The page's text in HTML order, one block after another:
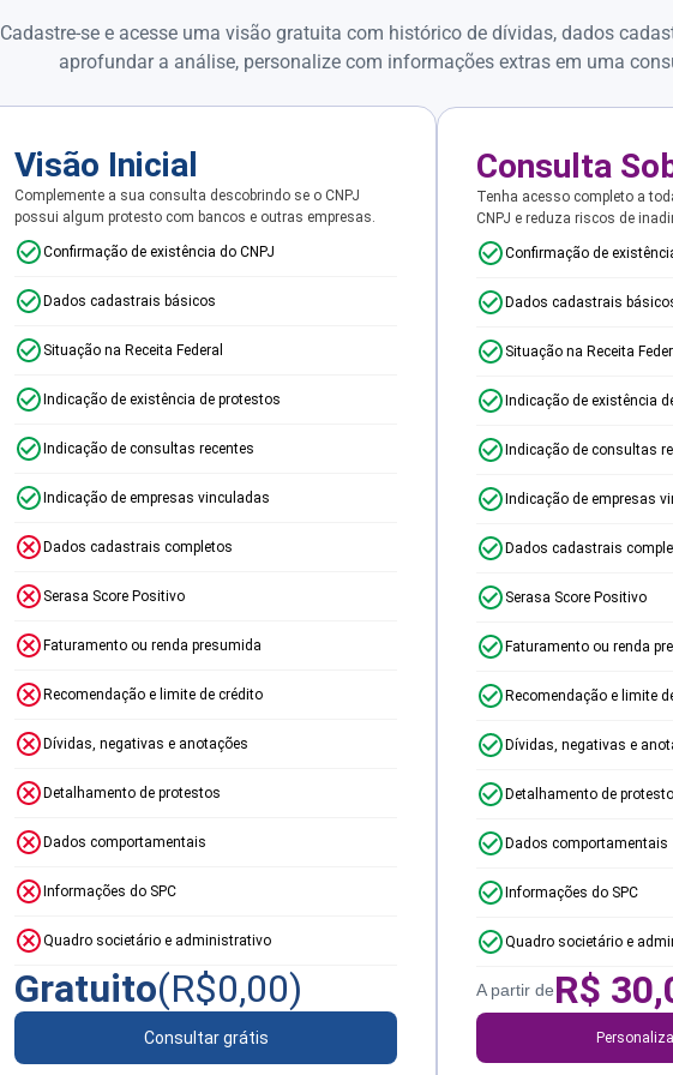
Cadastre-se e acesse uma visão gratuita com histórico de dívidas, dados
aprofundar a análise, personalize com informações extras em uma
Visão Inicial
Complemente a sua consulta descobrindo se o CNPJ
possui algum protesto com bancos e outras empresas.
Confirmação de existência do CNPJ
Dados cadastrais básicos
Situação na Receita Federal
Indicação de existência de protestos
Indicação de consultas recentes
Indicação de empresas vinculadas
Dados cadastrais completos
Serasa Score Positivo
Faturamento ou renda presumida
Recomendação e limite de crédito
Dívidas, negativas e anotações
Detalhamento de protestos
Dados comportamentais
Informações do SPC
Quadro societário e administrativo
Gratuito(R$0,00)
Consultar grátis
Consulta
Tenha acesso completo a
CNPJ e reduza riscos de
Confirmação de
Dados cadastrais
Situação na Receita
Indicação de existência
Indicação de consultas
Indicação de empresas
Dados cadastrais
Serasa Score Positivo
Faturamento ou renda
Recomendação e limite
Dívidas, negativas e
Detalhamento de
Dados comportamentais
Informações do SPC
Quadro societário e
A partir deR$